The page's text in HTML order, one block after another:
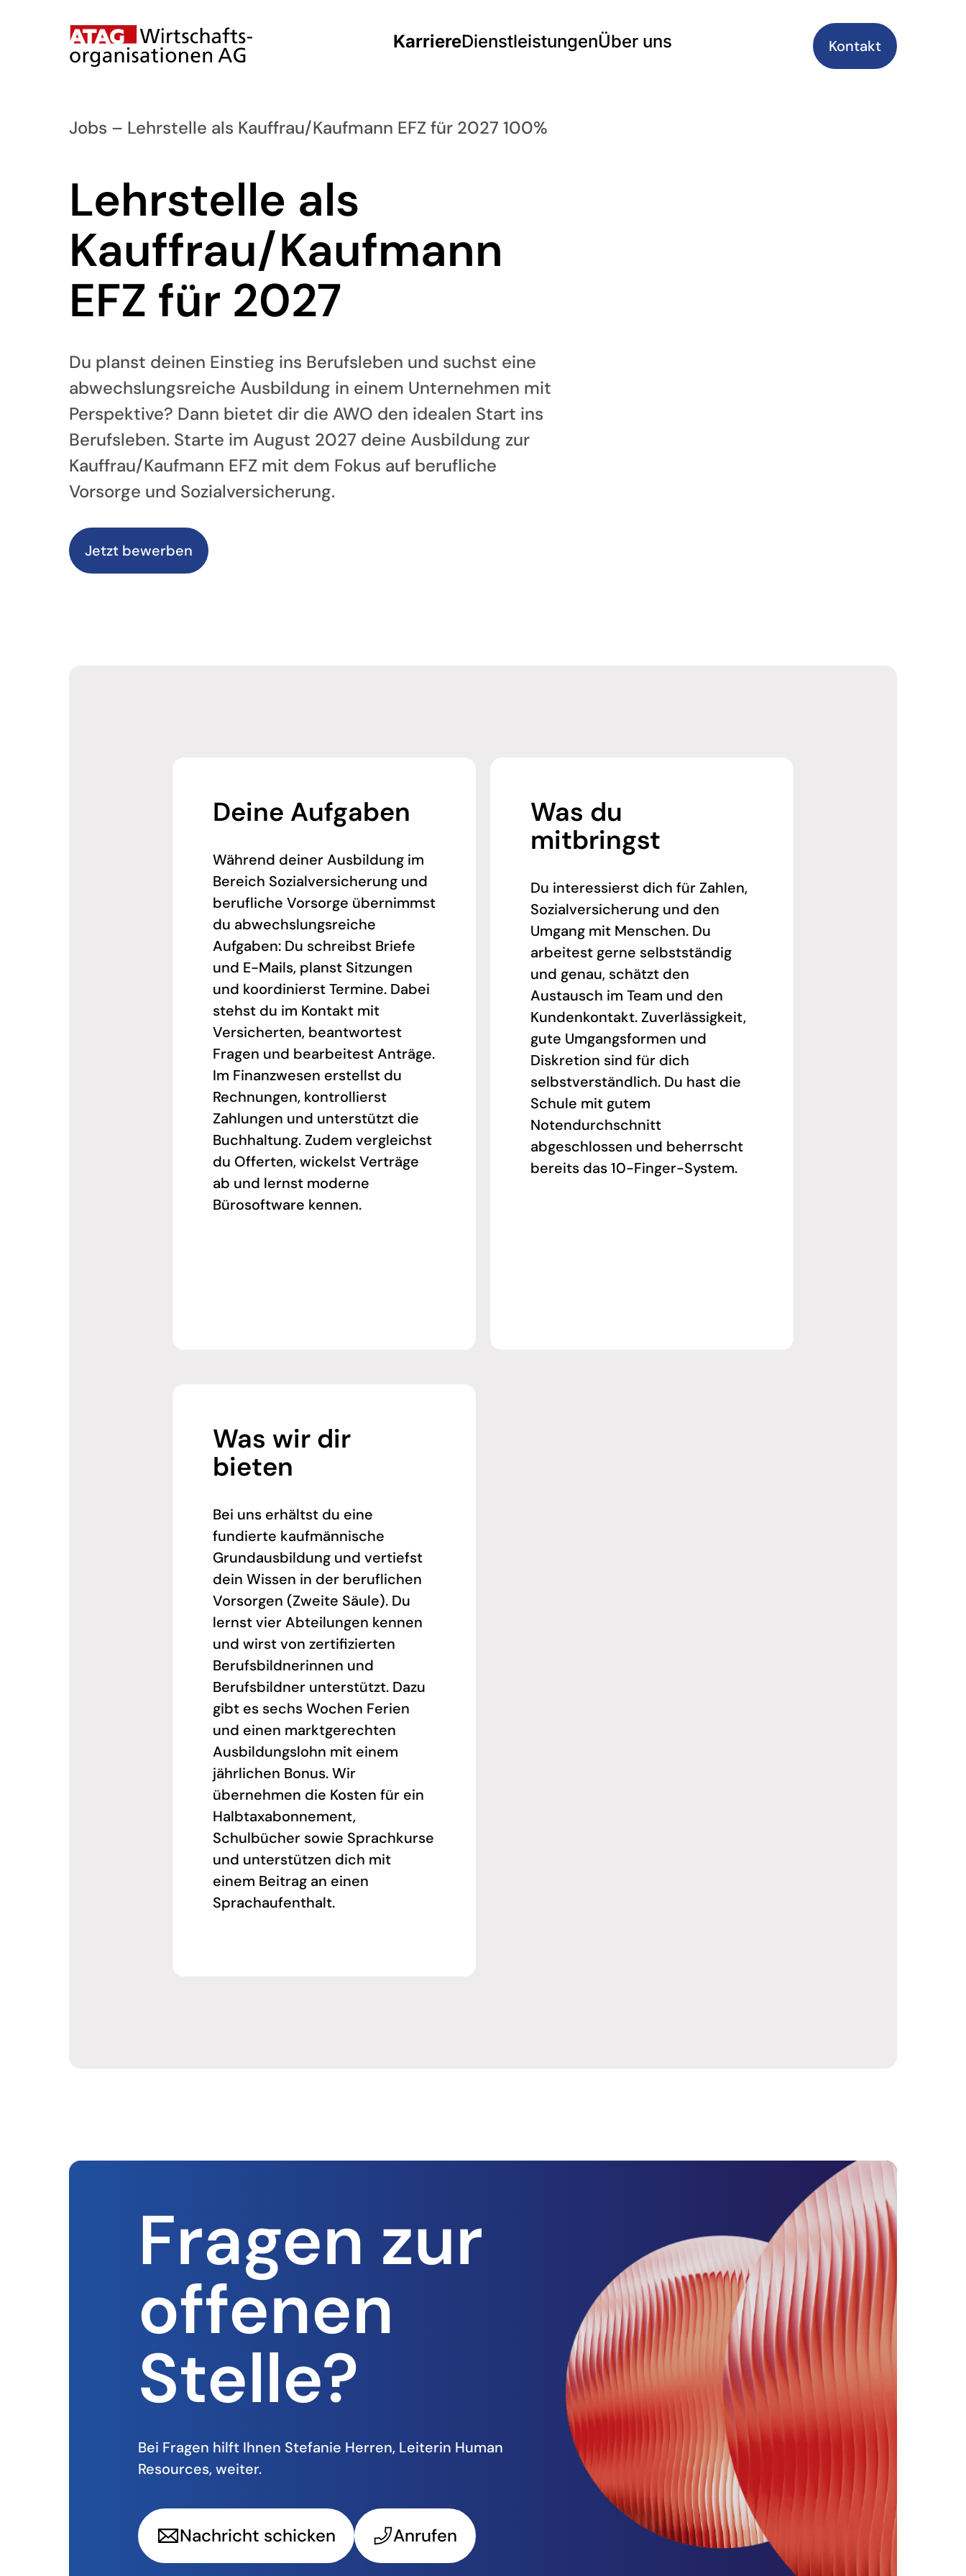
KarriereDienstleistungenÜber uns Kontakt
Jobs – Lehrstelle als Kauffrau/Kaufmann EFZ für 2027 100%
Lehrstelle als
Kauffrau/Kaufmann
EFZ für 2027
Du planst deinen Einstieg ins Berufsleben und suchst eine
abwechslungsreiche Ausbildung in einem Unternehmen mit
Perspektive? Dann bietet dir die AWO den idealen Start ins
Berufsleben. Starte im August 2027 deine Ausbildung zur
Kauffrau/Kaufmann EFZ mit dem Fokus auf berufliche
Vorsorge und Sozialversicherung.
Jetzt bewerben
Deine Aufgaben
Während deiner Ausbildung im
Bereich Sozialversicherung und
berufliche Vorsorge übernimmst
du abwechslungsreiche
Aufgaben: Du schreibst Briefe
und E-Mails, planst Sitzungen
und koordinierst Termine. Dabei
stehst du im Kontakt mit
Versicherten, beantwortest
Fragen und bearbeitest Anträge.
Im Finanzwesen erstellst du
Rechnungen, kontrollierst
Zahlungen und unterstützt die
Buchhaltung. Zudem vergleichst
du Offerten, wickelst Verträge
ab und lernst moderne
Bürosoftware kennen.
Was du
mitbringst
Du interessierst dich für Zahlen,
Sozialversicherung und den
Umgang mit Menschen. Du
arbeitest gerne selbstständig
und genau, schätzt den
Austausch im Team und den
Kundenkontakt. Zuverlässigkeit,
gute Umgangsformen und
Diskretion sind für dich
selbstverständlich. Du hast die
Schule mit gutem
Notendurchschnitt
abgeschlossen und beherrscht
bereits das 10-Finger-System.
Was wir dir
bieten
Bei uns erhältst du eine
fundierte kaufmännische
Grundausbildung und vertiefst
dein Wissen in der beruflichen
Vorsorgen (Zweite Säule). Du
lernst vier Abteilungen kennen
und wirst von zertifizierten
Berufsbildnerinnen und
Berufsbildner unterstützt. Dazu
gibt es sechs Wochen Ferien
und einen marktgerechten
Ausbildungslohn mit einem
jährlichen Bonus. Wir
übernehmen die Kosten für ein
Halbtaxabonnement,
Schulbücher sowie Sprachkurse
und unterstützen dich mit
einem Beitrag an einen
Sprachaufenthalt.
Fragen zur
offenen
Stelle?
Bei Fragen hilft Ihnen Stefanie Herren, Leiterin Human
Resources, weiter.
Nachricht schicken Anrufen